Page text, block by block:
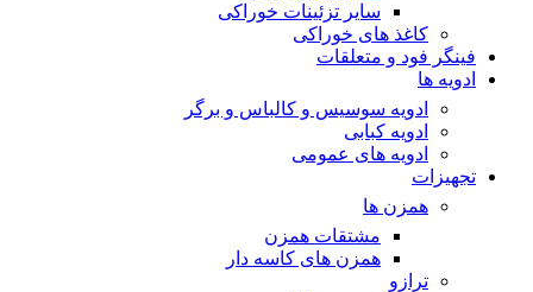
سایر تزئینات خوراکی
کاغذ های خوراکی
فینگر فود و متعلقات
ادویه ها
ادویه سوسیس و کالباس و برگر
ادویه کبابی
ادویه های عمومی
تجهیزات
همزن ها
مشتقات همزن
همزن های کاسه دار
ترازو